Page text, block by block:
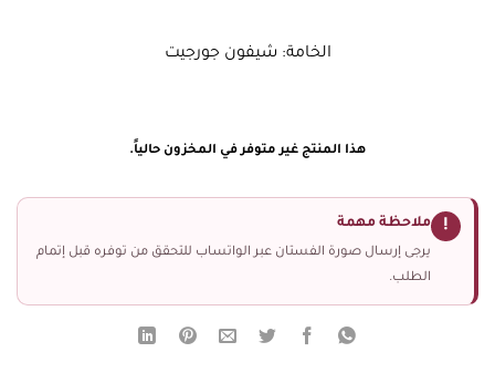
الخامة: شيفون جورجيت
هذا المنتج غير متوفر في المخزون حالياً.
! ملاحظة مهمة
يرجى إرسال صورة الفستان عبر الواتساب للتحقق من توفره قبل إتمام
الطلب.